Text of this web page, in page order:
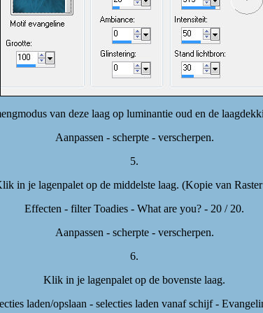
van deze laag op luminantie oud en de
Aanpassen - scherpte - verscherpen.
5.
in je lagenpalet op de middelste laag. (Kopie van
Effecten - filter Toadies - What are you? - 20 / 20.
Aanpassen - scherpte - verscherpen.
6.
Klik in je lagenpalet op de bovenste laag.
laden/opslaan - selecties laden vanaf schijf -